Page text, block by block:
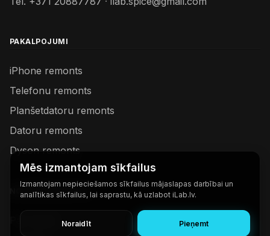
PAKALPOJUMI
iPhone remonts
Telefonu remonts
Planšetdatoru remonts
Datoru remonts
Dyson remonts
NODERĪGAS SAITES
Mēs izmantojam sīkfailus
Izmantojam nepieciešamos sīkfailus mājaslapas darbībai un
analītikas sīkfailus, lai saprastu, kā uzlabot iLab.lv.
Noraidīt Pieņemt